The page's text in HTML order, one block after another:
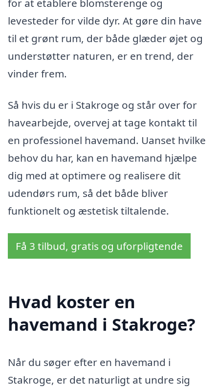
for at etablere blomsterenge og
levesteder for vilde dyr. At gøre din have
til et grønt rum, der både glæder øjet og
understøtter naturen, er en trend, der
vinder frem.
Så hvis du er i Stakroge og står over for
havearbejde, overvej at tage kontakt til
en professionel havemand. Uanset hvilke
behov du har, kan en havemand hjælpe
dig med at optimere og realisere dit
udendørs rum, så det både bliver
funktionelt og æstetisk tiltalende.
Få 3 tilbud, gratis og uforpligtende
Hvad koster en
havemand i Stakroge?
Når du søger efter en havemand i
Stakroge, er det naturligt at undre sig